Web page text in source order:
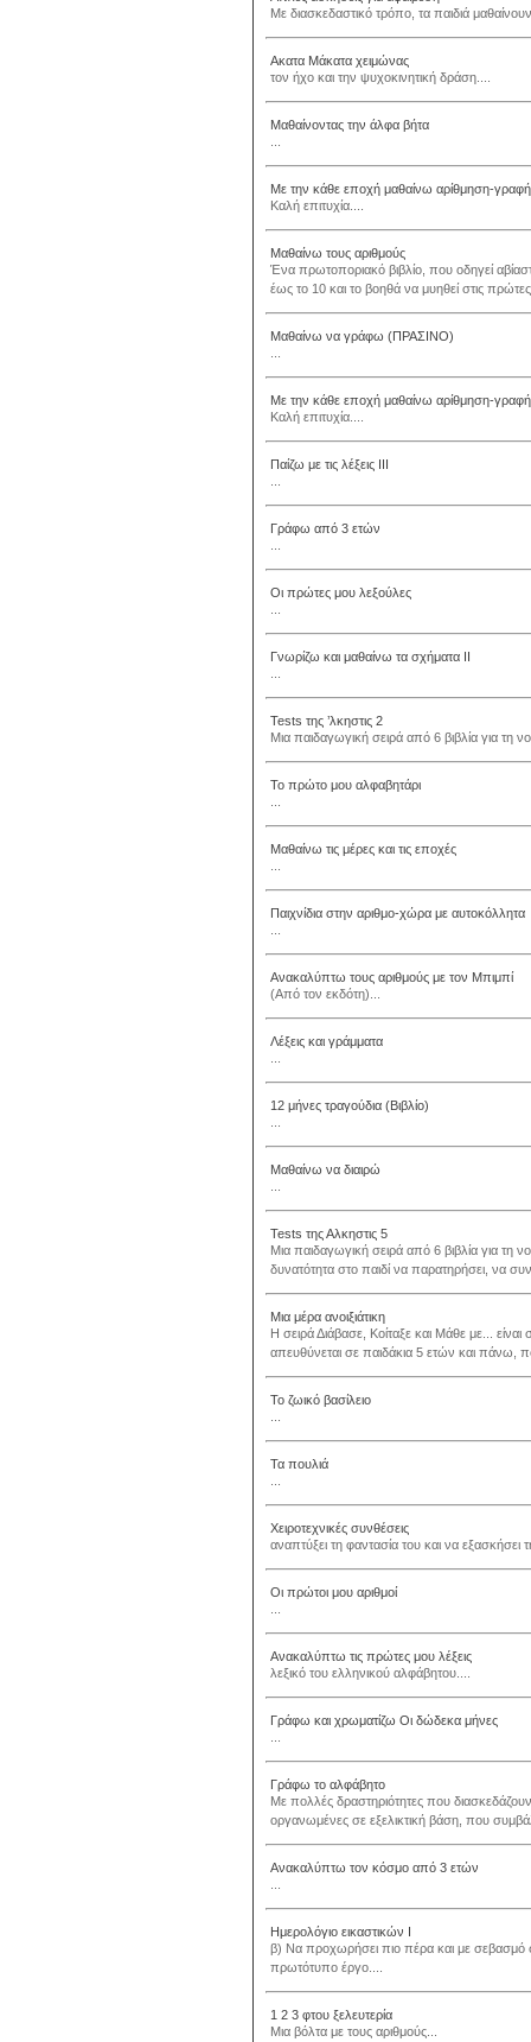
Με διασκεδαστικό τρόπο, τα παιδιά
Ακατα Μάκατα χειμώνας
τον ήχο και την ψυχοκινητική δράση....
Μαθαίνοντας την άλφα βήτα
Με την κάθε εποχή μαθαίνω αρίθμηση-γραφή
Καλή επιτυχία....
Μαθαίνω τους αριθμούς
Ένα πρωτοποριακό βιβλίο, που οδηγεί
έως το 10 και το βοηθά να μυηθεί στις πρώτες
Μαθαίνω να γράφω (ΠΡΑΣΙΝΟ)
Με την κάθε εποχή μαθαίνω αρίθμηση-
Καλή επιτυχία....
Παίζω με τις λέξεις ΙΙΙ
Γράφω από 3 ετών
Οι πρώτες μου λεξούλες
Γνωρίζω και μαθαίνω τα σχήματα II
Tests της ’λκηστις 2
Μια παιδαγωγική σειρά από 6 βιβλία για τη
Το πρώτο μου αλφαβητάρι
Μαθαίνω τις μέρες και τις εποχές
Παιχνίδια στην αριθμο-χώρα με αυτοκόλλητα
Ανακαλύπτω τους αριθμούς με τον Μπιμπί
(Από τον εκδότη)...
Λέξεις και γράμματα
12 μήνες τραγούδια (Βιβλίο)
Μαθαίνω να διαιρώ
Tests της Αλκηστις 5
Μια παιδαγωγική σειρά από 6 βιβλία για τη
δυνατότητα στο παιδί να παρατηρήσει, να
Μια μέρα ανοιξιάτικη
Η σειρά Διάβασε, Κοίταξε και Μάθε με...
απευθύνεται σε παιδάκια 5 ετών και πάνω,
Το ζωικό βασίλειο
Τα πουλιά
Χειροτεχνικές συνθέσεις
αναπτύξει τη φαντασία του και να εξασκήσει
Οι πρώτοι μου αριθμοί
Ανακαλύπτω τις πρώτες μου λέξεις
λεξικό του ελληνικού αλφάβητου....
Γράφω και χρωματίζω Οι δώδεκα μήνες
Γράφω το αλφάβητο
Με πολλές δραστηριότητες που
οργανωμένες σε εξελικτική βάση, που
Ανακαλύπτω τον κόσμο από 3 ετών
Ημερολόγιο εικαστικών I
β) Να προχωρήσει πιο πέρα και με σεβασμό
πρωτότυπο έργο....
1 2 3 φτου ξελευτερία
Μια βόλτα με τους αριθμούς...